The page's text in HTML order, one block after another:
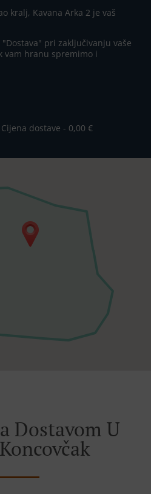
kralj, Kavana Arka 2 je vaš
pri zaključivanju vaše
vam hranu spremimo i
dostave - 0,00 €
Dostavom U